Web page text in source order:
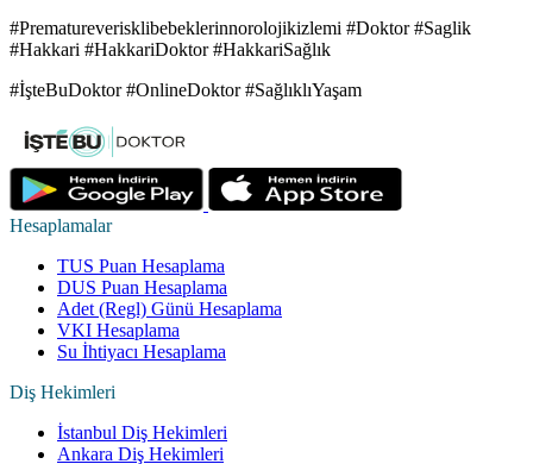
#Prematureverisklibebeklerinnorolojikizlemi #Doktor #Saglik
#Hakkari #HakkariDoktor #HakkariSağlık
#İşteBuDoktor #OnlineDoktor #SağlıklıYaşam
Hesaplamalar
TUS Puan Hesaplama
DUS Puan Hesaplama
Adet (Regl) Günü Hesaplama
VKI Hesaplama
Su İhtiyacı Hesaplama
Diş Hekimleri
İstanbul Diş Hekimleri
Ankara Diş Hekimleri